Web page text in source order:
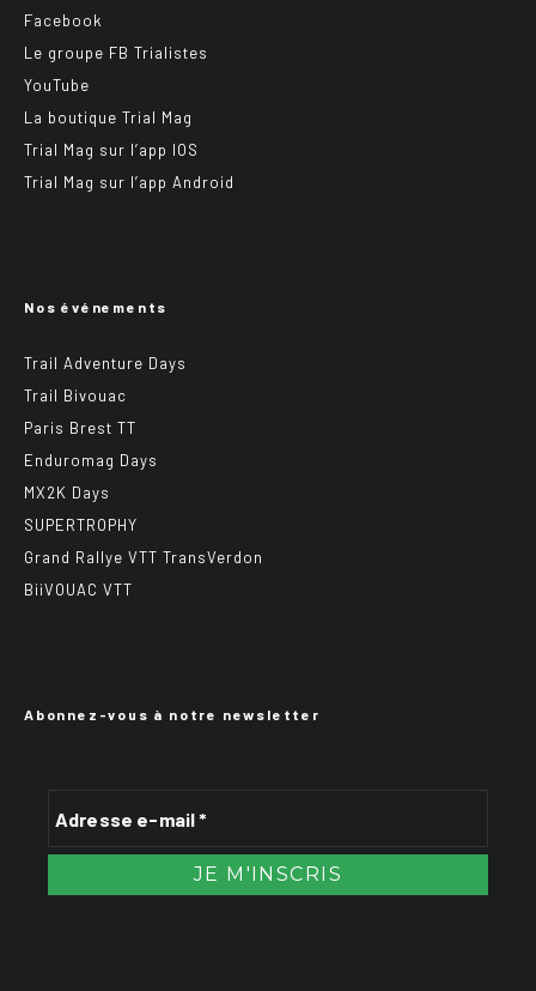
Facebook
Le groupe FB Trialistes
YouTube
La boutique Trial Mag
Trial Mag sur l’app IOS
Trial Mag sur l’app Android
Nos événements
Trail Adventure Days
Trail Bivouac
Paris Brest TT
Enduromag Days
MX2K Days
SUPERTROPHY
Grand Rallye VTT TransVerdon
BiiVOUAC VTT
Abonnez-vous à notre newsletter